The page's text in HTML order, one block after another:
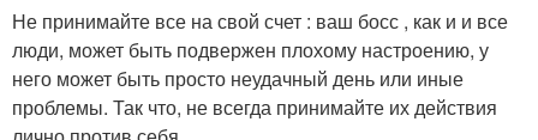
Не принимайте все на свой счет : ваш босс , как и и все
люди, может быть подвержен плохому настроению, у
него может быть просто неудачный день или иные
проблемы. Так что, не всегда принимайте их действия